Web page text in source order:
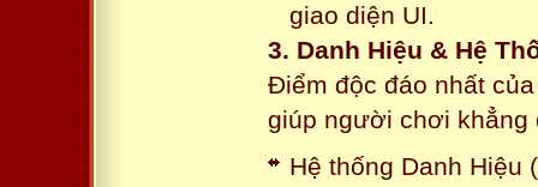
giao diện UI.
3. Danh Hiệu & Hệ
Điểm độc đáo nhất
giúp người chơi khẳng
Hệ thống Danh Hiệu